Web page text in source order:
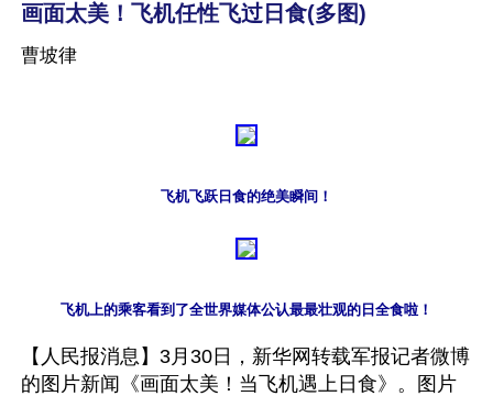
画面太美！飞机任性飞过日食(多图)
曹坡律
飞机飞跃日食的绝美瞬间！
飞机上的乘客看到了全世界媒体公认最最壮观的日全食啦！
【人民报消息】3月30日，新华网转载军报记者微博
的图片新闻《画面太美！当飞机遇上日食》。图片